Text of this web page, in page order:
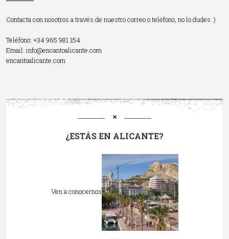
Contacta con nosotros a través de nuestro correo o teléfono, no lo dudes :)
Teléfono: +34 965 981 154
Email: info@encantoalicante.com
encantoalicante.com
¿ESTÁS EN ALICANTE?
Ven a conocernos